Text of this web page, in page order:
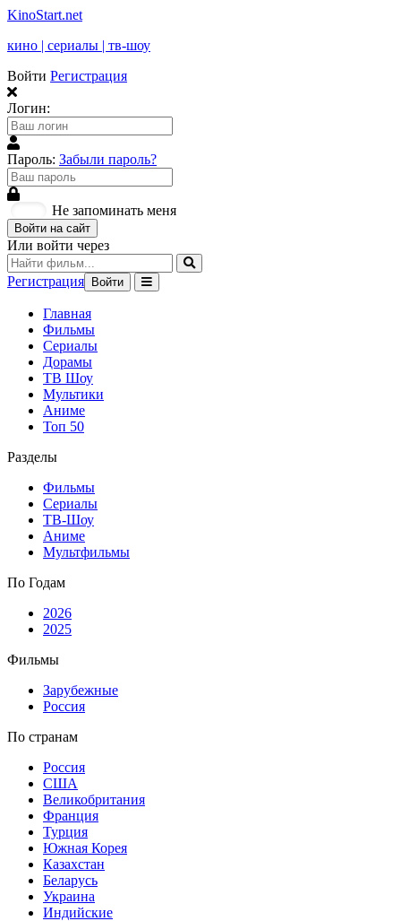
KinoStart.net
кино | сериалы | тв-шоу
Войти Регистрация
Логин:
Пароль: Забыли пароль?
Не запоминать меня
Войти на сайт
Или войти через
Регистрация Войти
Главная
Фильмы
Сериалы
Дорамы
ТВ Шоу
Мультики
Аниме
Топ 50
Разделы
Фильмы
Сериалы
ТВ-Шоу
Аниме
Мультфильмы
По Годам
2026
2025
Фильмы
Зарубежные
Россия
По странам
Россия
США
Великобритания
Франция
Турция
Южная Корея
Казахстан
Беларусь
Украина
Индийские